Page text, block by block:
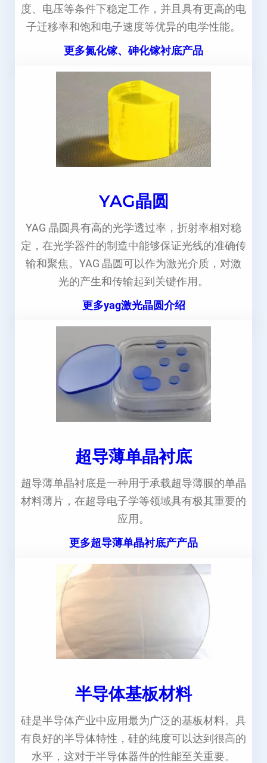
度、电压等条件下稳定工作，并且具有更高的电
子迁移率和饱和电子速度等优异的电学性能。
更多氮化镓、砷化镓衬底产品
YAG晶圆
YAG 晶圆具有高的光学透过率，折射率相对稳
定，在光学器件的制造中能够保证光线的准确传
输和聚焦。YAG 晶圆可以作为激光介质，对激
光的产生和传输起到关键作用。
更多yag激光晶圆介绍
超导薄单晶衬底
超导薄单晶衬底是一种用于承载超导薄膜的单晶
材料薄片，在超导电子学等领域具有极其重要的
应用。
更多超导薄单晶衬底产产品
半导体基板材料
硅是半导体产业中应用最为广泛的基板材料。具
有良好的半导体特性，硅的纯度可以达到很高的
水平，这对于半导体器件的性能至关重要。